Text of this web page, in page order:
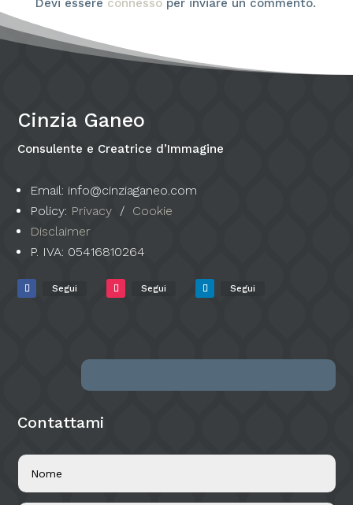
Devi essere connessoper inviare un commento.
Cinzia Ganeo
Consulente e Creatrice d’Immagine
Email: info@cinziaganeo.com
Policy: Privacy / Cookie
Disclaimer
P. IVA: 05416810264
Segui Segui Segui
Contattami